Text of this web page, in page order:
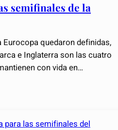
semifinales de la
quedaron definidas,
e Inglaterra son las cuatro
con vida en…